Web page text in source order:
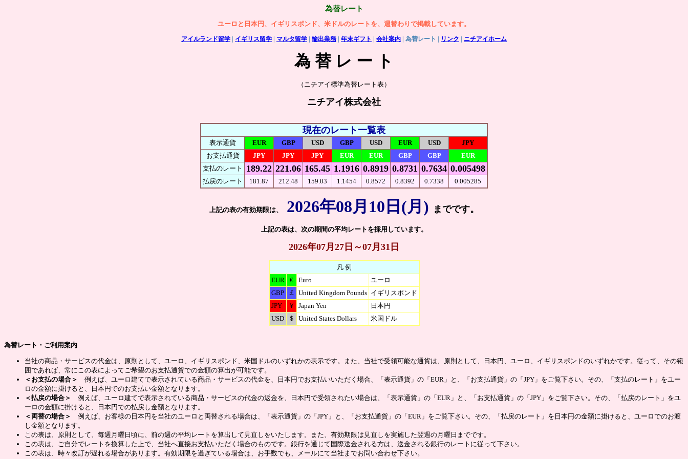
為替レート
ユーロと日本円、イギリスポンド、米ドルのレートを、週替わりで掲載しています。
アイルランド留学 イギリス留学 マルタ留学 輸出業務 年末ギフト 会社案内 | 為替レート | リンク ニチアイホーム
為 替 レ ー ト
（ニチアイ標準為替レート表）
ニチアイ株式会社
現在のレート一覧表
表示通貨 EUR GBP USD GBP USD EUR USD
JPY
お支払通貨
JPY JPY JPY EUR EUR GBP GBP
EUR
支払のレート
189.22 221.06 165.45 1.1916 0.8919 0.8731 0.7634 0.005498
払戻のレート 181.87 212.48 159.03 1.1454 0.8572 0.8392 0.7338 0.005285
上記の表の有効期限は、 2026年08月10日(月) までです。
上記の表は、次の期間の平均レートを採用しています。
2026年07月27日～07月31日
凡 例
EUR
€ Euro
ユーロ
GBP
￡ United Kingdom Pounds イギリスポンド
JPY
￥ Japan Yen
日本円
USD
＄ United States Dollars 米国ドル
為替レート・ご利用案内
当社の商品・サービスの代金は、原則として、ユーロ、イギリスポンド、米国ドルのいずれかの表示です。また、当社で受領可能な通貨は、原則として、日本円、ユーロ、イギリスポンドのいずれかです。従って、その範
囲であれば、常にこの表によってご希望のお支払通貨での金額の算出が可能です。
＜お支払の場合＞ 例えば、ユーロ建てで表示されている商品・サービスの代金を、日本円でお支払いいただく場合、「表示通貨」の「EUR」と、「お支払通貨」の「JPY」をご覧下さい。その、「支払のレート」をユー
ロの金額に掛けると、日本円でのお支払い金額となります。
＜払戻の場合＞ 例えば、ユーロ建てで表示されている商品・サービスの代金の返金を、日本円で受領されたい場合は、「表示通貨」の「EUR」と、「お支払通貨」の「JPY」をご覧下さい。その、「払戻のレート」をユ
ーロの金額に掛けると、日本円での払戻し金額となります。
＜両替の場合＞ 例えば、お客様の日本円を当社のユーロと両替される場合は、「表示通貨」の「JPY」と、「お支払通貨」の「EUR」をご覧下さい。その、「払戻のレート」を日本円の金額に掛けると、ユーロでのお渡
し金額となります。
この表は、原則として、毎週月曜日頃に、前の週の平均レートを算出して見直しをいたします。また、有効期限は見直しを実施した翌週の月曜日までです。
この表は、ご自分でレートを換算した上で、当社へ直接お支払いただく場合のものです。銀行を通じて国際送金される方は、送金される銀行のレートに従って下さい。
この表は、時々改訂が遅れる場合があります。有効期限を過ぎている場合は、お手数でも、メールにて当社までお問い合わせ下さい。